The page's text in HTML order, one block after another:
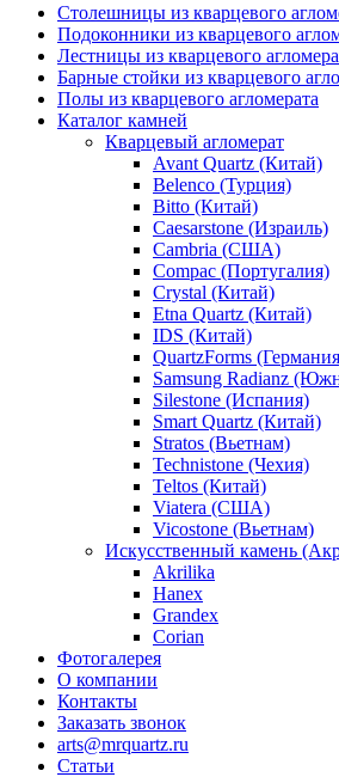
Столешницы из кварцевого
Подоконники из кварцевого
Лестницы из кварцевого
Барные стойки из кварцевого
Полы из кварцевого агломерата
Каталог камней
Кварцевый агломерат
Avant Quartz (Китай)
Belenco (Турция)
Bitto (Китай)
Caesarstone (Израиль)
Cambria (США)
Compac (Португалия)
Crystal (Китай)
Etna Quartz (Китай)
IDS (Китай)
QuartzForms
Samsung Radianz
Silestone (Испания)
Smart Quartz (Китай)
Stratos (Вьетнам)
Technistone (Чехия)
Teltos (Китай)
Viatera (США)
Vicostone (Вьетнам)
Искусственный камень
Akrilika
Hanex
Grandex
Corian
Фотогалерея
О компании
Контакты
Заказать звонок
arts@mrquartz.ru
Статьи